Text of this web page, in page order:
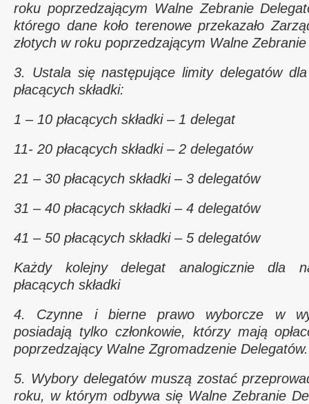
roku poprzedzającym Walne Zebranie
którego dane koło terenowe przekazało
złotych w roku poprzedzającym Walne
3. Ustala się następujące limity delegatów
płacących składki:
1 – 10 płacących składki – 1 delegat
11- 20 płacących składki – 2 delegatów
21 – 30 płacących składki – 3 delegatów
31 – 40 płacących składki – 4 delegatów
41 – 50 płacących składki – 5 delegatów
Każdy kolejny delegat analogicznie dla
płacących składki
4. Czynne i bierne prawo wyborcze w
posiadają tylko członkowie, którzy mają
poprzedzający Walne Zgromadzenie Delegatów.
5. Wybory delegatów muszą zostać
roku, w którym odbywa się Walne Zebranie